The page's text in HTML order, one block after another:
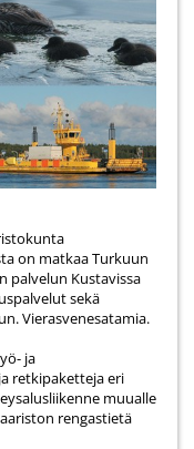
on matkaa Turkuun
palvelun Kustavissa
sekä
Vieras­venesatamia.
ja
retkipaketteja eri
muualle
rengastietä